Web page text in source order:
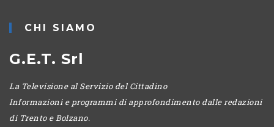
CHI SIAMO
G.E.T. Srl
La Televisione al Servizio del Cittadino
Informazioni e programmi di approfondimento dalle redazioni
di Trento e Bolzano.